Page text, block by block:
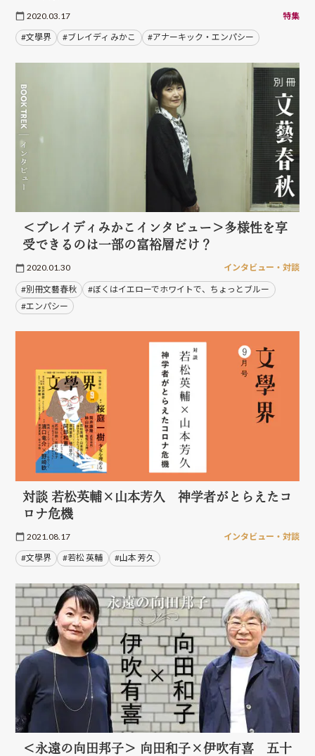
2020.03.17 特集
#文學界 #ブレイディ みかこ #アナーキック・エンパシー
＜ブレイディみかこインタビュー＞多様性を享
受できるのは一部の富裕層だけ？
2020.01.30 インタビュー・対談
#別冊文藝春秋
#ぼくはイエローでホワイトで、ちょっとブルー
#エンパシー
対談 若松英輔×山本芳久 神学者がとらえたコ
ロナ危機
2021.08.17 インタビュー・対談
#文學界 #若松 英輔 #山本 芳久
＜永遠の向田邦子＞ 向田和子×伊吹有喜 五十